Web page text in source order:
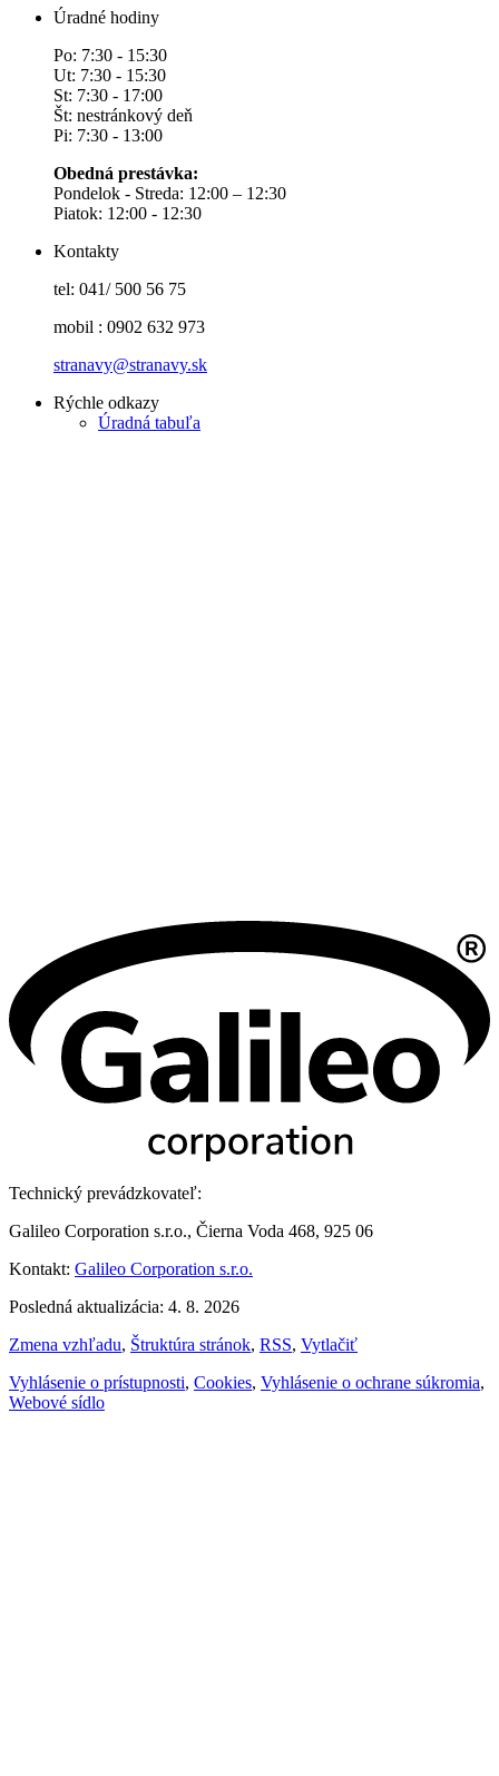
Úradné hodiny
Po: 7:30 - 15:30
Ut: 7:30 - 15:30
St: 7:30 - 17:00
Št: nestránkový deň
Pi: 7:30 - 13:00
Obedná prestávka:
Pondelok - Streda: 12:00 – 12:30
Piatok: 12:00 - 12:30
Kontakty
tel: 041/ 500 56 75
mobil : 0902 632 973
stranavy@stranavy.sk
Rýchle odkazy
Úradná tabuľa
Technický prevádzkovateľ:
Galileo Corporation s.r.o., Čierna Voda 468, 925 06
Kontakt: Galileo Corporation s.r.o.
Posledná aktualizácia: 4. 8. 2026
Zmena vzhľadu, Štruktúra stránok, RSS, Vytlačiť
Vyhlásenie o prístupnosti, Cookies, Vyhlásenie o ochrane súkromia,
Webové sídlo